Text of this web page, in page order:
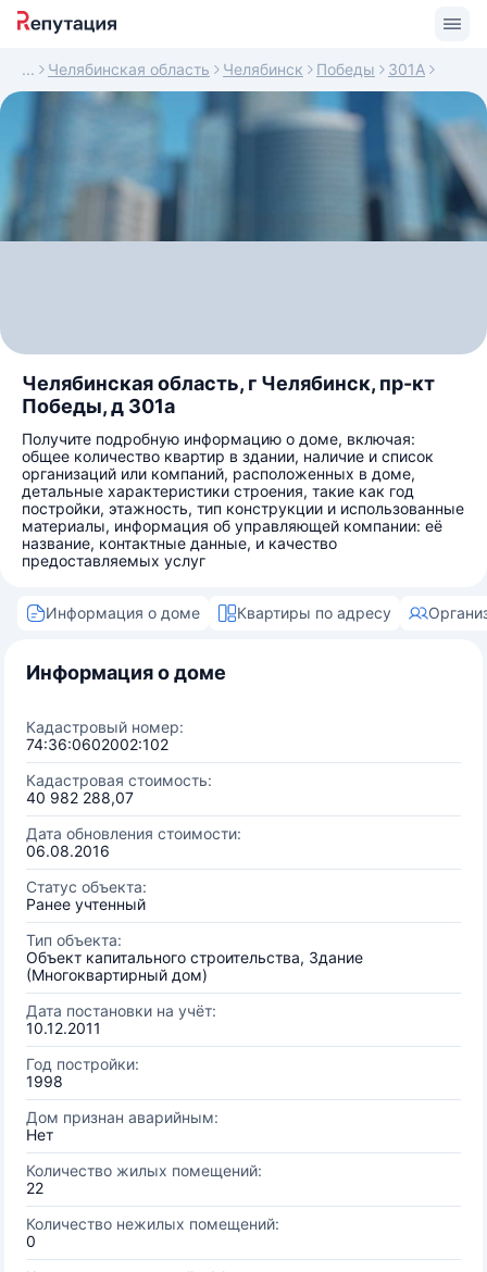
Челябинская область Челябинск Победы 301А
Челябинская область, г Челябинск, пр-кт
Победы, д 301а
Получите подробную информацию о доме, включая:
общее количество квартир в здании, наличие и список
организаций или компаний, расположенных в доме,
детальные характеристики строения, такие как год
постройки, этажность, тип конструкции и использованные
материалы, информация об управляющей компании: её
название, контактные данные, и качество
предоставляемых услуг
Информация о доме Квартиры по адресу
Информация о доме
Кадастровый номер:
74:36:0602002:102
Кадастровая стоимость:
40 982 288,07
Дата обновления стоимости:
06.08.2016
Статус объекта:
Ранее учтенный
Тип объекта:
Объект капитального строительства, Здание
(Многоквартирный дом)
Дата постановки на учёт:
10.12.2011
Год постройки:
1998
Дом признан аварийным:
Нет
Количество жилых помещений:
22
Количество нежилых помещений:
0